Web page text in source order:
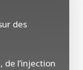
des
de l’injection